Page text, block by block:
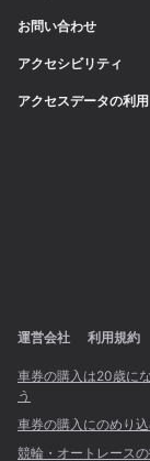
お問い合わせ
アクセシビリティ
アクセスデータの利用
運営会社 利用規約
車券の購入は20歳に
う
車券の購入にのめり
競輪・オートレース